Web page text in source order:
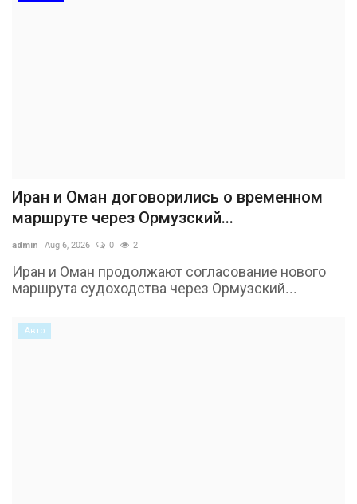
Иран и Оман договорились о временном
маршруте через Ормузский...
admin Aug 6, 2026 0 2
Иран и Оман продолжают согласование нового
маршрута судоходства через Ормузский...
Авто